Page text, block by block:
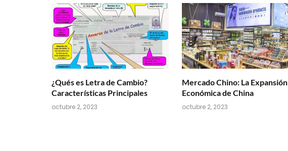
¿Qués es Letra de Cambio?
Características Principales
octubre 2, 2023
Mercado Chino: La Expansión
Económica de China
octubre 2, 2023